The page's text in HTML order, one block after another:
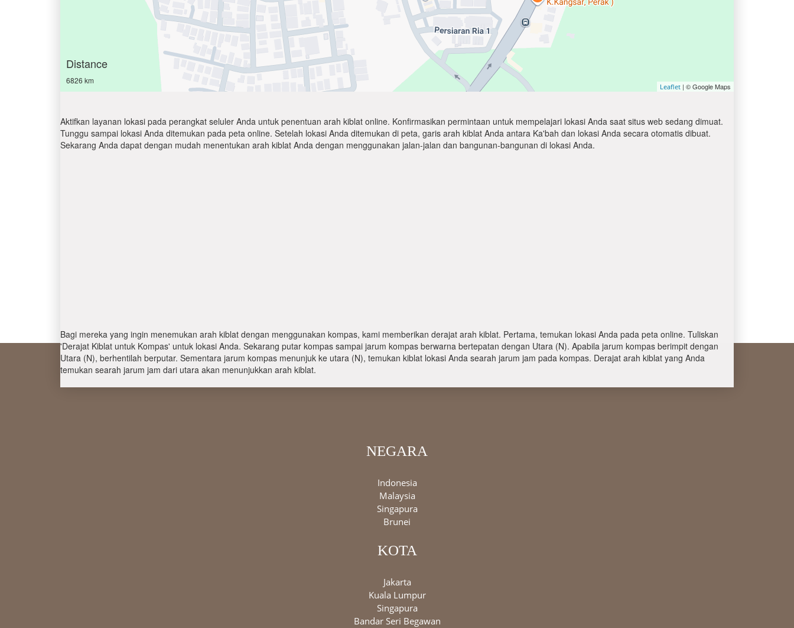
Distance
6826 km
Leaflet | © Google Maps
Aktifkan layanan lokasi pada perangkat seluler Anda untuk penentuan arah kiblat online. Konfirmasikan permintaan untuk mempelajari lokasi Anda saat situs web sedang dimuat.
Tunggu sampai lokasi Anda ditemukan pada peta online. Setelah lokasi Anda ditemukan di peta, garis arah kiblat Anda antara Ka'bah dan lokasi Anda secara otomatis dibuat.
Sekarang Anda dapat dengan mudah menentukan arah kiblat Anda dengan menggunakan jalan-jalan dan bangunan-bangunan di lokasi Anda.
Bagi mereka yang ingin menemukan arah kiblat dengan menggunakan kompas, kami memberikan derajat arah kiblat. Pertama, temukan lokasi Anda pada peta online. Tuliskan
'Derajat Kiblat untuk Kompas' untuk lokasi Anda. Sekarang putar kompas sampai jarum kompas berwarna bertepatan dengan Utara (N). Apabila jarum kompas berimpit dengan
Utara (N), berhentilah berputar. Sementara jarum kompas menunjuk ke utara (N), temukan kiblat lokasi Anda searah jarum jam pada kompas. Derajat arah kiblat yang Anda
temukan searah jarum jam dari utara akan menunjukkan arah kiblat.
NEGARA
Indonesia
Malaysia
Singapura
Brunei
KOTA
Jakarta
Kuala Lumpur
Singapura
Bandar Seri Begawan